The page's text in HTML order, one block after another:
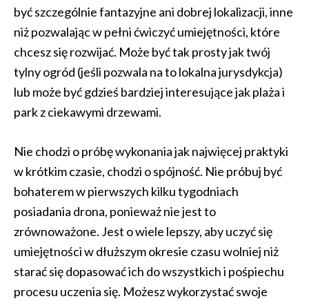
być szczególnie fantazyjne ani dobrej lokalizacji, inne
niż pozwalając w pełni ćwiczyć umiejętności, które
chcesz się rozwijać. Może być tak prosty jak twój
tylny ogród (jeśli pozwala na to lokalna jurysdykcja)
lub może być gdzieś bardziej interesujące jak plaża i
park z ciekawymi drzewami.
Nie chodzi o próbę wykonania jak najwięcej praktyki
w krótkim czasie, chodzi o spójność. Nie próbuj być
bohaterem w pierwszych kilku tygodniach
posiadania drona, ponieważ nie jest to
zrównoważone. Jest o wiele lepszy, aby uczyć się
umiejętności w dłuższym okresie czasu wolniej niż
starać się dopasować ich do wszystkich i pośpiechu
procesu uczenia się. Możesz wykorzystać swoje